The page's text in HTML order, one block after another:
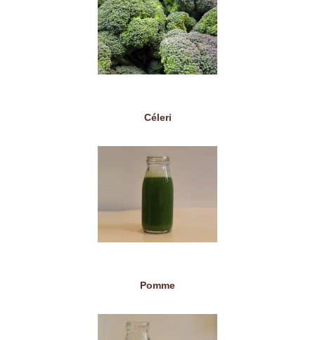
Céleri
Pomme